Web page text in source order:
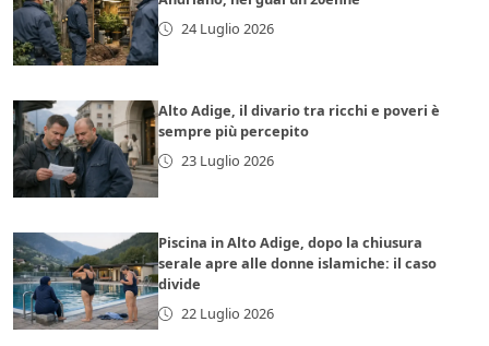
24 Luglio 2026
Alto Adige, il divario tra ricchi e poveri è
sempre più percepito
23 Luglio 2026
Piscina in Alto Adige, dopo la chiusura
serale apre alle donne islamiche: il caso
divide
22 Luglio 2026